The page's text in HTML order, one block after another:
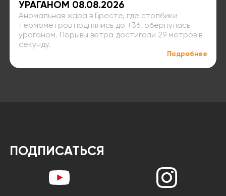
УРАГАНОМ 08.08.2026
Аномальная жара в Бресте, где столбики
термометров поднялись до +36, обернулась
ураганом. Порывы ветра достигали 29 метров в
секунду.
Подробнее
ПОДПИСАТЬСЯ